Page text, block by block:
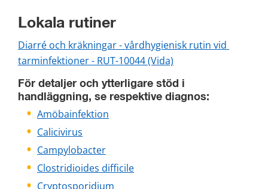
Lokala rutiner
Diarré och kräkningar - vårdhygienisk rutin vid
tarminfektioner - RUT-10044 (Vida)
För detaljer och ytterligare stöd i
handläggning, se respektive diagnos:
Amöbainfektion
Calicivirus
Campylobacter
Clostridioides difficile
Cryptosporidium